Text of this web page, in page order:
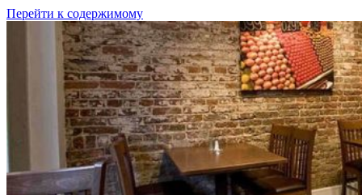
Перейти к содержимому